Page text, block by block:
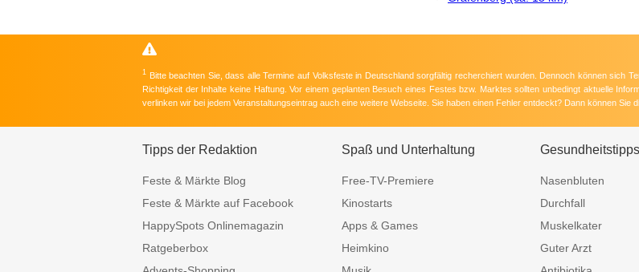
1 Bitte beachten Sie, dass alle Termine auf Volksfeste in Deutschland sorgfältig recherchiert wurden. Dennoch können sich
Richtigkeit der Inhalte keine Haftung. Vor einem geplanten Besuch eines Festes bzw. Marktes sollten unbedingt aktuelle
verlinken wir bei jedem Veranstaltungseintrag auch eine weitere Webseite. Sie haben einen Fehler entdeckt? Dann können Sie
Tipps der Redaktion
Feste & Märkte Blog
Feste & Märkte auf Facebook
HappySpots Onlinemagazin
Ratgeberbox
Spaß und Unterhaltung
Free-TV-Premiere
Kinostarts
Apps & Games
Heimkino
Gesundheitstipps
Nasenbluten
Durchfall
Muskelkater
Guter Arzt